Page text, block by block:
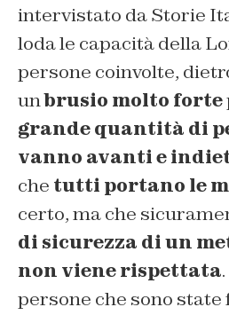
intervistato da Storie
loda le capacità della
persone coinvolte,
unbrusio molto forte
grande quantità di
vanno avanti e
che tutti portano le
certo, ma che
di sicurezza di un
non viene rispettata
persone che sono